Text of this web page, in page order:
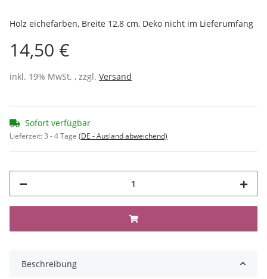
Holz eichefarben, Breite 12,8 cm, Deko nicht im Lieferumfang
14,50 €
inkl. 19% MwSt. , zzgl. Versand
Sofort verfügbar
Lieferzeit:3 - 4 Tage (DE - Ausland abweichend)
Beschreibung